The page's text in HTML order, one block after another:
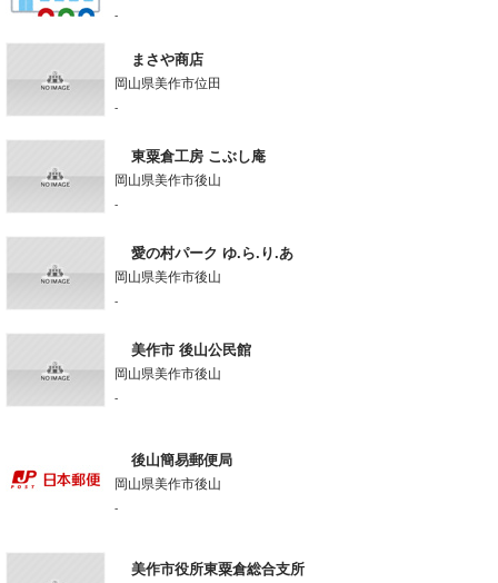
-
まさや商店
岡山県美作市位田
-
東粟倉工房 こぶし庵
岡山県美作市後山
-
愛の村パーク ゆ.ら.り.あ
岡山県美作市後山
-
美作市 後山公民館
岡山県美作市後山
-
後山簡易郵便局
岡山県美作市後山
-
美作市役所東粟倉総合支所